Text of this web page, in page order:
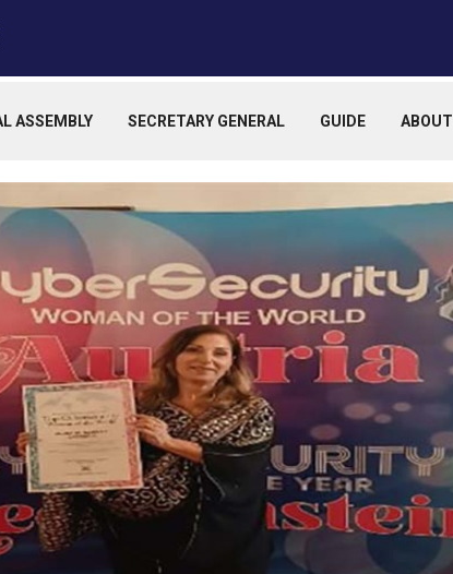
ASSEMBLY SECRETARY GENERAL GUIDE